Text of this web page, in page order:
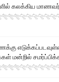
கலக்கிய மாணவர்
மன்றில்